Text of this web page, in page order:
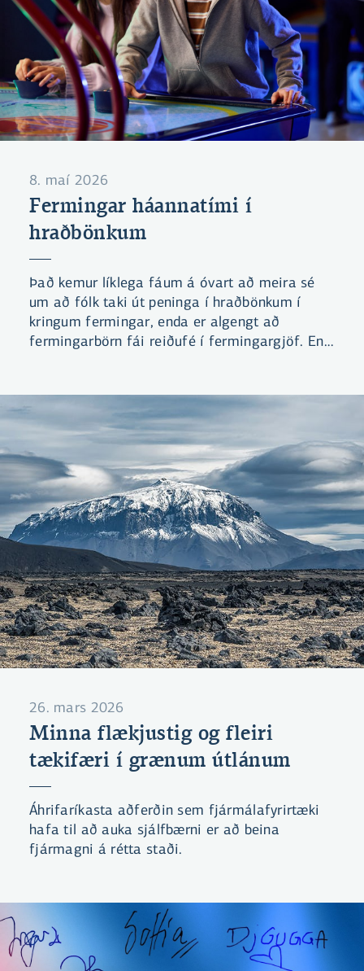
8. maí 2026
Fermingar háannatími í
hraðbönkum
Það kemur líklega fáum á óvart að meira sé
um að fólk taki út peninga í hraðbönkum í
kringum fermingar, enda er algengt að
fermingarbörn fái reiðufé í fermingargjöf. En
26. mars 2026
Minna flækjustig og fleiri
tækifæri í grænum útlánum
Áhrifaríkasta aðferðin sem fjármálafyrirtæki
hafa til að auka sjálfbærni er að beina
fjármagni á rétta staði.